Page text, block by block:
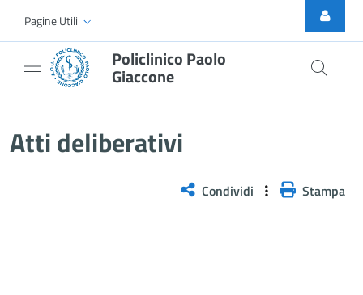
Skip to Main Content
Pagine Utili
Policlinico Paolo
Giaccone
Atti deliberativi
Condividi Stampa